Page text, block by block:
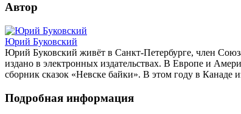
Автор
Юрий Буковский
Юрий Буковский живёт в Санкт-Петербурге, член
издано в электронных издательствах. В Европе и
сборник сказок «Невске байки». В этом году в
Подробная информация